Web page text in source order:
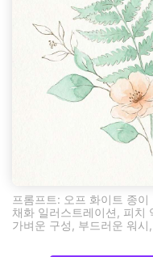
프롬프트: 오프 화이트 종
채화 일러스트레이션, 피치
가벼운 구성, 부드러운 워